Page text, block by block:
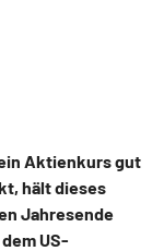
Aktienkurs gut
hält dieses
Jahresende
US-